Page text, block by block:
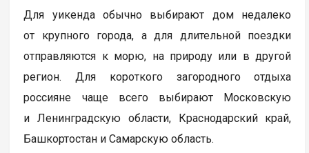
Для уикенда обычно выбирают дом недалеко
от крупного города, а для длительной поездки
отправляются к морю, на природу или в другой
регион. Для короткого загородного отдыха
россияне чаще всего выбирают Московскую
и Ленинградскую области, Краснодарский край,
Башкортостан и Самарскую область.